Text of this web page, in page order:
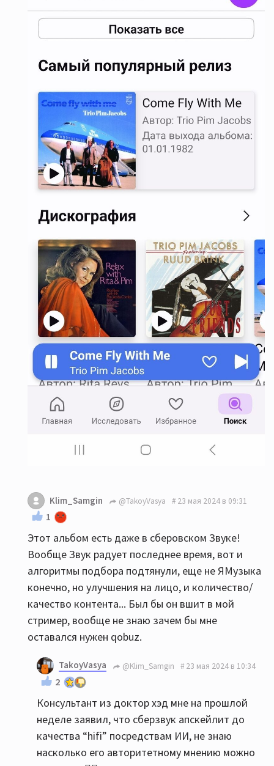
Klim_Samgin @TakoyVasya 23 мая 2024 в 09:31
1
Этот альбом есть даже в сберовском Звуке!
Вообще Звук радует последнее время, вот и
алгоритмы подбора подтянули, еще не ЯМузыка
конечно, но улучшения на лицо, и количество/
качество контента... Был бы он вшит в мой
стример, вообще не знаю зачем бы мне
оставался нужен qobuz.
TakoyVasya @Klim_Samgin 23 мая 2024 в 10:34
2
Консультант из доктор хэд мне на прошлой
неделе заявил, что сберзвук апскейлит до
качества “hifi” посредствам ИИ, не знаю
насколько его авторитетному мнению можно